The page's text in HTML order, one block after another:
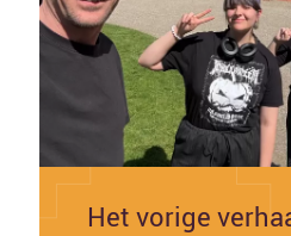
Het vorige